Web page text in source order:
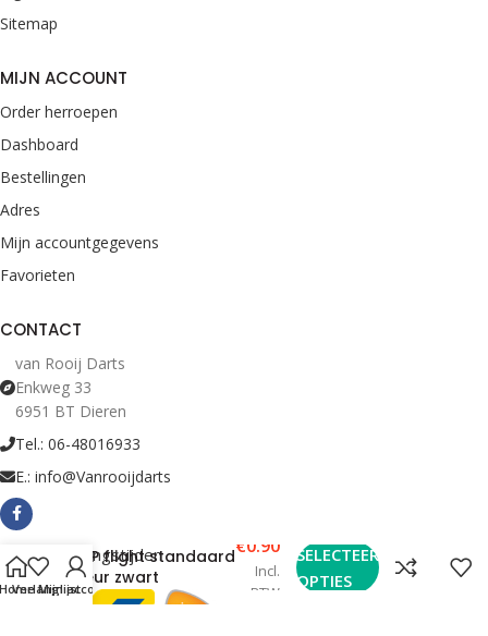
Sitemap
MIJN ACCOUNT
Order herroepen
Dashboard
Bestellingen
Adres
Mijn accountgegevens
Favorieten
CONTACT
van Rooij Darts
Enkweg 33
6951 BT Dieren
Tel.: 06-48016933
E.: info@Vanrooijdarts
Bekijk Openingstijden
DSP flight standaard
kleur zwart
€0.90
Incl.
BTW
SELECTEER
OPTIES
Verlanglijst
Mijn account